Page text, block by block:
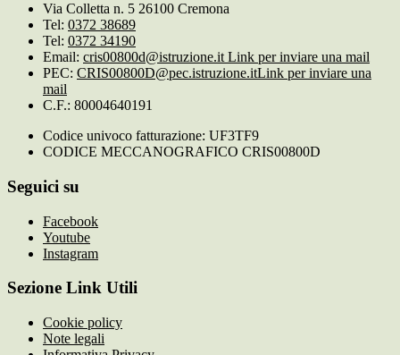
Via Colletta n. 5 26100 Cremona
Tel: 0372 38689
Tel: 0372 34190
Email: cris00800d@istruzione.it Link per inviare una mail
PEC: CRIS00800D@pec.istruzione.itLink per inviare una
mail
C.F.: 80004640191
Codice univoco fatturazione: UF3TF9
CODICE MECCANOGRAFICO CRIS00800D
Seguici su
Facebook
Youtube
Instagram
Sezione Link Utili
Cookie policy
Note legali